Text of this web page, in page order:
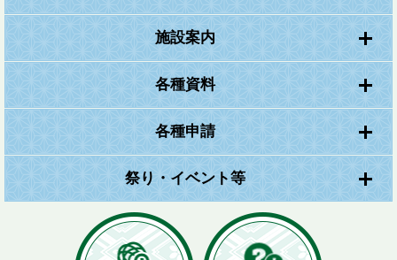
施設案内
各種資料
各種申請
祭り・イベント等